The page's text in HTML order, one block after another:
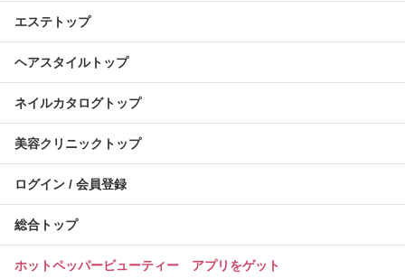
エステトップ
ヘアスタイルトップ
ネイルカタログトップ
美容クリニックトップ
ログイン / 会員登録
総合トップ
ホットペッパービューティー アプリをゲット